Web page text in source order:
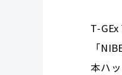
「
本ハ